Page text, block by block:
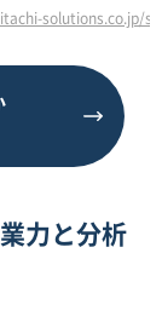
solutions.co.jp/
力と分析